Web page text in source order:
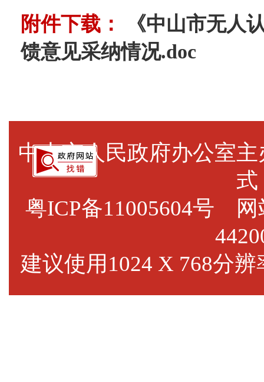
附件下载：
《中山市无人
馈意见采纳情况.doc
中山市人民政府办公
式
粤ICP备11005604号 网
建议使用1024 X 768分